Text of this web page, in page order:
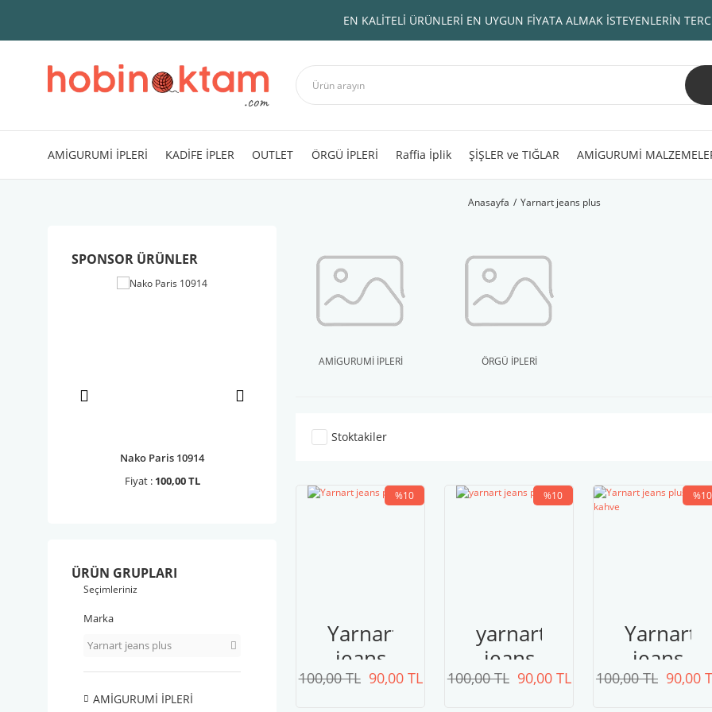
EN KALİTELİ ÜRÜNLERİ EN UYGUN FİYATA ALMAK İSTEYENLERİN
AMİGURUMİ İPLERİ KADİFE İPLER OUTLET ÖRGÜ İPLERİ Raffia İplik ŞİŞLER ve TIĞLAR AMİGURUMİ
Anasayfa Yarnart jeans plus
SPONSOR ÜRÜNLER
Nako Paris 10914
Fiyat : 100,00 TL
ÜRÜN GRUPLARI
Seçimleriniz
Marka
Yarnart jeans plus
AMİGURUMİ İPLERİ
AMİGURUMİ İPLERİ ÖRGÜ İPLERİ
Stoktakiler
%10
Yarnart
jeans
plus90,00 TL
100,00 TL
%10
yarnart
jeans
plus90,00 TL
100,00 TL
%10
Yarnart
jeans
plus90,00
100,00 TL